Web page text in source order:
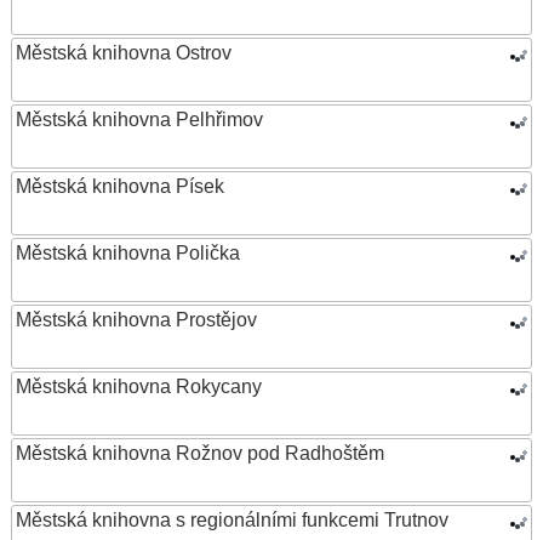
Městská knihovna Ostrov
Městská knihovna Pelhřimov
Městská knihovna Písek
Městská knihovna Polička
Městská knihovna Prostějov
Městská knihovna Rokycany
Městská knihovna Rožnov pod Radhoštěm
Městská knihovna s regionálními funkcemi Trutnov